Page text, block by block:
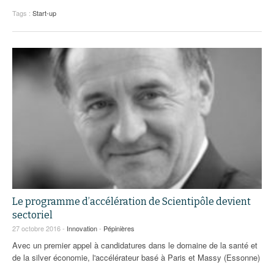
Tags : Start-up
Le programme d’accélération de Scientipôle devient
sectoriel
27 octobre 2016 - Innovation- Pépinières
Avec un premier appel à candidatures dans le domaine de la santé et
de la silver économie, l'accélérateur basé à Paris et Massy (Essonne)